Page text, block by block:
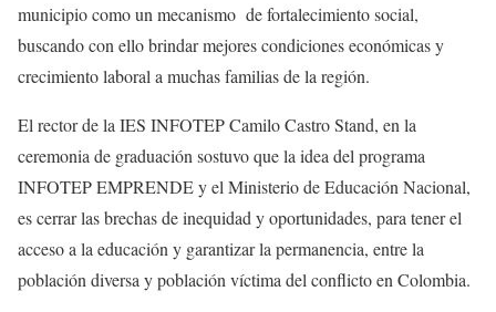
municipio como un mecanismo de fortalecimiento social,
buscando con ello brindar mejores condiciones económicas y
crecimiento laboral a muchas familias de la región.
El rector de la IES INFOTEP Camilo Castro Stand, en la
ceremonia de graduación sostuvo que la idea del programa
INFOTEP EMPRENDE y el Ministerio de Educación Nacional,
es cerrar las brechas de inequidad y oportunidades, para tener el
acceso a la educación y garantizar la permanencia, entre la
población diversa y población víctima del conflicto en Colombia.